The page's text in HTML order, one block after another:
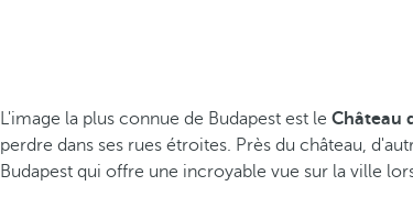
L'image la plus connue de Budapest est le Château
perdre dans ses rues étroites. Près du château,
Budapest qui offre une incroyable vue sur la ville